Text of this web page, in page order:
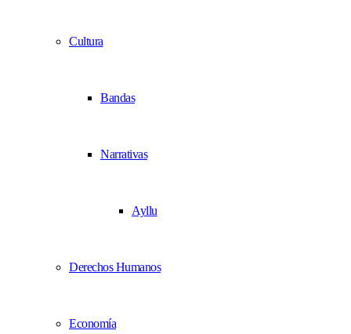
Cultura
Bandas
Narrativas
Ayllu
Derechos Humanos
Economía